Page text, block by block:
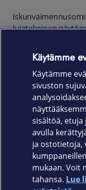
lujatekoinen
pirstaleiden
kalvon
laitteen
Tuotekoodi
861-1345
Käytämme
Käytämme
sivuston
sisältöä, etuja
avulla
ja ostotietoja,
mukaan. Voit
tahansa. Lue